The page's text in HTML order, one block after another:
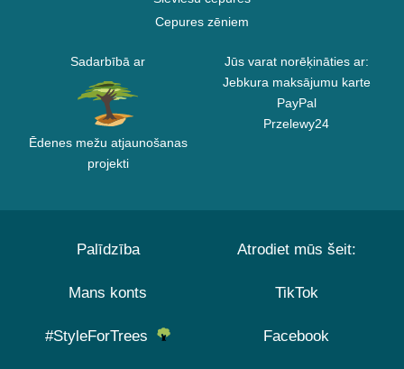
Cepures zēniem
Sadarbībā ar
Ēdenes mežu atjaunošanas
projekti
Jūs varat norēķināties ar:
Jebkura maksājumu karte
PayPal
Przelewy24
Palīdzība
Mans konts
#StyleForTrees
Atrodiet mūs šeit:
TikTok
Facebook